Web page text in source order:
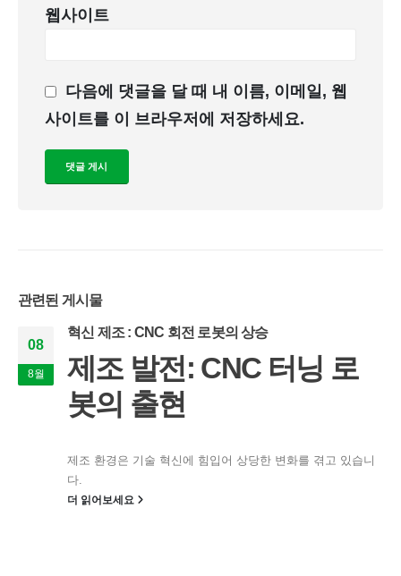
웹사이트
다음에 댓글을 달 때 내 이름, 이메일, 웹
사이트를 이 브라우저에 저장하세요.
관련된 게시물
08
8월
혁신 제조 : CNC 회전 로봇의 상승
제조 발전: CNC 터닝 로
봇의 출현
제조 환경은 기술 혁신에 힘입어 상당한 변화를 겪고 있습니
다.
더 읽어보세요